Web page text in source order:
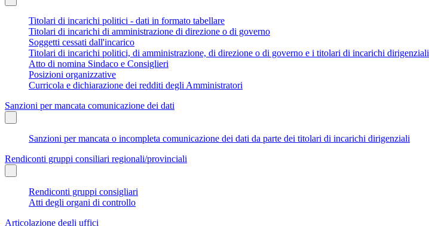
Titolari di incarichi politici - dati in formato tabellare
Titolari di incarichi di amministrazione di direzione o di governo
Soggetti cessati dall'incarico
Titolari di incarichi politici, di amministrazione, di direzione o di governo e i titolari di incarichi dirigenziali
Atto di nomina Sindaco e Consiglieri
Posizioni organizzative
Curricola e dichiarazione dei redditi degli Amministratori
Sanzioni per mancata comunicazione dei dati
Sanzioni per mancata o incompleta comunicazione dei dati da parte dei titolari di incarichi dirigenziali
Rendiconti gruppi consiliari regionali/provinciali
Rendiconti gruppi consigliari
Atti degli organi di controllo
Articolazione degli uffici